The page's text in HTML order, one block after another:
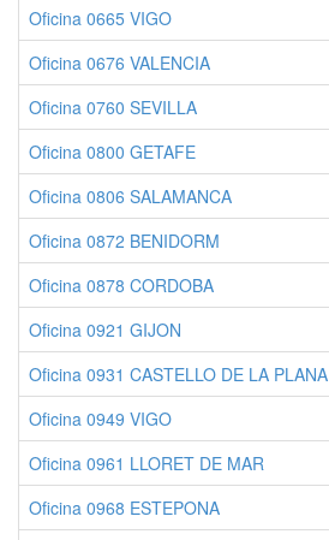
Oficina 0665 VIGO
Oficina 0676 VALENCIA
Oficina 0760 SEVILLA
Oficina 0800 GETAFE
Oficina 0806 SALAMANCA
Oficina 0872 BENIDORM
Oficina 0878 CORDOBA
Oficina 0921 GIJON
Oficina 0931 CASTELLO DE LA PLANA
Oficina 0949 VIGO
Oficina 0961 LLORET DE MAR
Oficina 0968 ESTEPONA